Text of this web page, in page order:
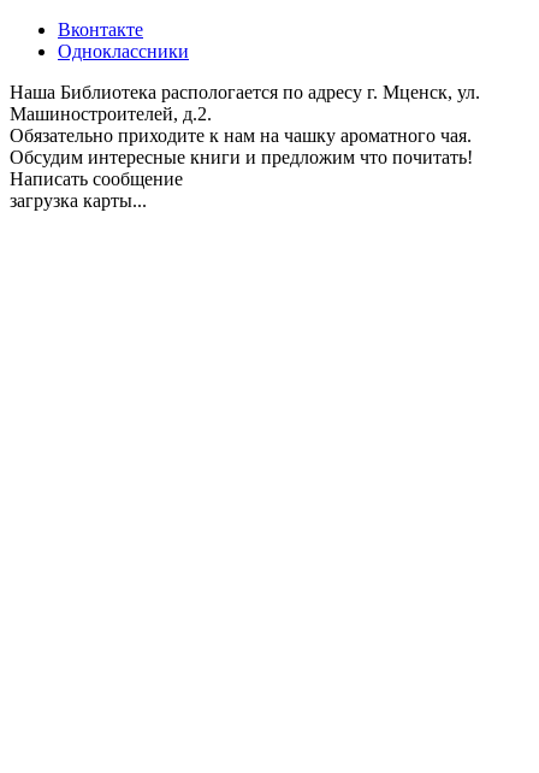
Вконтакте
Одноклассники
Наша Библиотека распологается по адресу г. Мценск, ул.
Машиностроителей, д.2.
Обязательно приходите к нам на чашку ароматного чая.
Обсудим интересные книги и предложим что почитать!
Написать сообщение
загрузка карты...